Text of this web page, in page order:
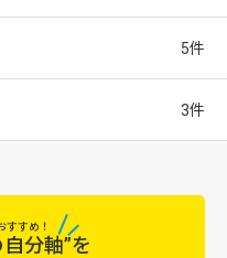
すすめ！
分軸”を